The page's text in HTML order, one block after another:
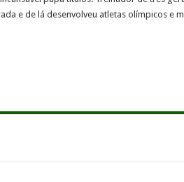
e de lá desenvolveu atletas olímpicos e